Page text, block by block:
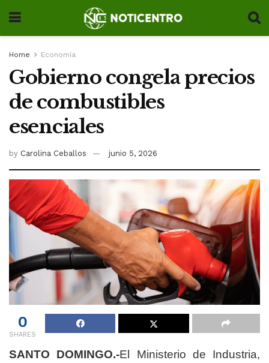
Home Economía
Gobierno congela precios
de combustibles
esenciales
by Carolina Ceballos junio 5, 2026
0
SHARES
SANTO DOMINGO.-El Ministerio de Industria,